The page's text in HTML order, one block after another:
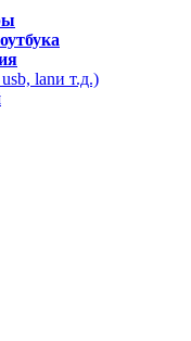
lanи т.д.)